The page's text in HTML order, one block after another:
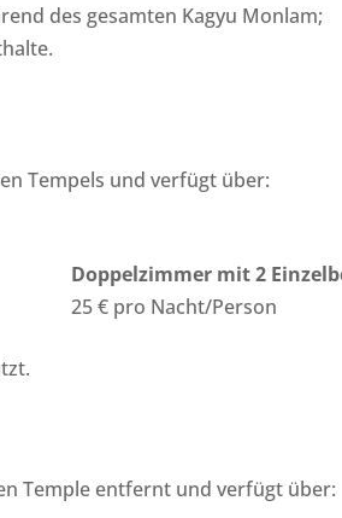
des gesamten Kagyu Monlam;
Tempels und verfügt über:
Doppelzimmer mit 2
25 € pro Nacht/Person
Temple entfernt und verfügt über: